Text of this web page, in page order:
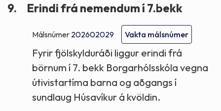
9. Erindi frá nemendum í 7.bekk
Málsnúmer 202602029 Vakta málsnúmer
Fyrir fjölskylduráði liggur erindi frá
börnum í 7. bekk Borgarhólsskóla vegna
útivistartíma barna og aðgangs í
sundlaug Húsavíkur á kvöldin.